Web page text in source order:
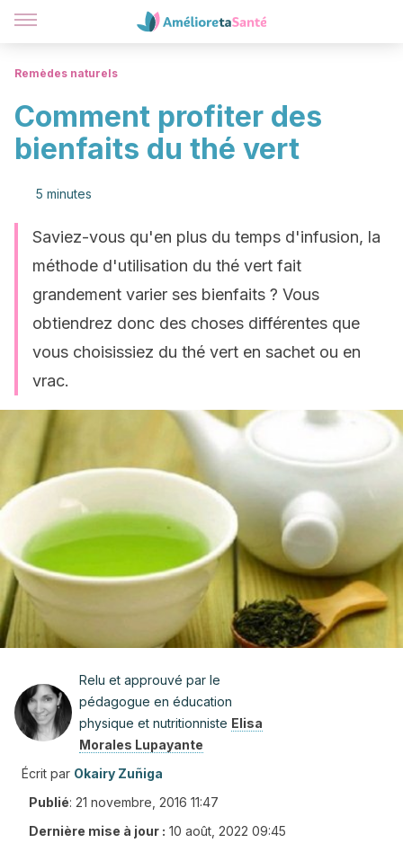
Remèdes naturels
Comment profiter des
bienfaits du thé vert
5 minutes
Saviez-vous qu'en plus du temps d'infusion, la
méthode d'utilisation du thé vert fait
grandement varier ses bienfaits ? Vous
obtiendrez donc des choses différentes que
vous choisissiez du thé vert en sachet ou en
vrac.
Relu et approuvé par le
pédagogue en éducation
physique et nutritionniste Elisa
Morales Lupayante
Écrit par Okairy Zuñiga
Publié: 21 novembre, 2016 11:47
Dernière mise à jour : 10 août, 2022 09:45